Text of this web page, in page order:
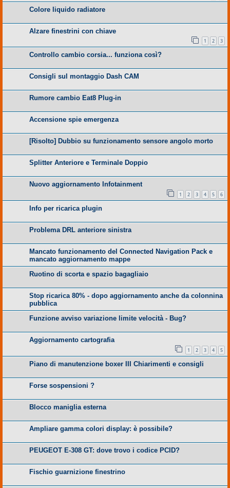
Colore liquido radiatore
Alzare finestrini con chiave
1 2 3
Controllo cambio corsia... funziona così?
Consigli sul montaggio Dash CAM
Rumore cambio Eat8 Plug-in
Accensione spie emergenza
[Risolto] Dubbio su funzionamento sensore angolo morto
Splitter Anteriore e Terminale Doppio
Nuovo aggiornamento Infotainment
1 2 3 4 5 6
Info per ricarica plugin
Problema DRL anteriore sinistra
Mancato funzionamento del Connected Navigation Pack e
mancato aggiornamento mappe
Ruotino di scorta e spazio bagagliaio
Stop ricarica 80% - dopo aggiornamento anche da colonnina
pubblica
Funzione avviso variazione limite velocità - Bug?
Aggiornamento cartografia
1 2 3 4 5
Piano di manutenzione boxer III Chiarimenti e consigli
Forse sospensioni ?
Blocco maniglia esterna
Ampliare gamma colori display: è possibile?
PEUGEOT E-308 GT: dove trovo i codice PCID?
Fischio guarnizione finestrino